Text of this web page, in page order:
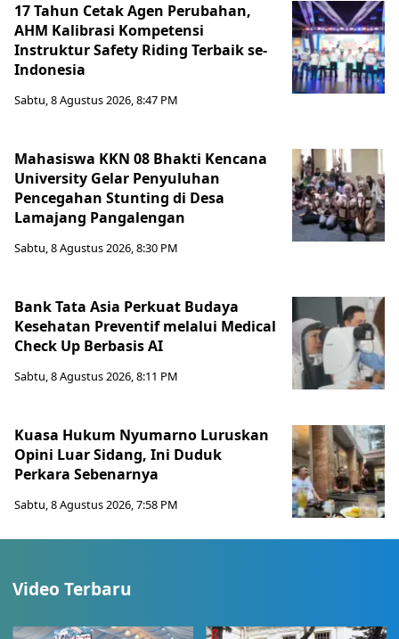
17 Tahun Cetak Agen Perubahan,
AHM Kalibrasi Kompetensi
Instruktur Safety Riding Terbaik se-
Indonesia
Sabtu, 8 Agustus 2026, 8:47 PM
Mahasiswa KKN 08 Bhakti Kencana
University Gelar Penyuluhan
Pencegahan Stunting di Desa
Lamajang Pangalengan
Sabtu, 8 Agustus 2026, 8:30 PM
Bank Tata Asia Perkuat Budaya
Kesehatan Preventif melalui Medical
Check Up Berbasis AI
Sabtu, 8 Agustus 2026, 8:11 PM
Kuasa Hukum Nyumarno Luruskan
Opini Luar Sidang, Ini Duduk
Perkara Sebenarnya ​
Sabtu, 8 Agustus 2026, 7:58 PM
Video Terbaru